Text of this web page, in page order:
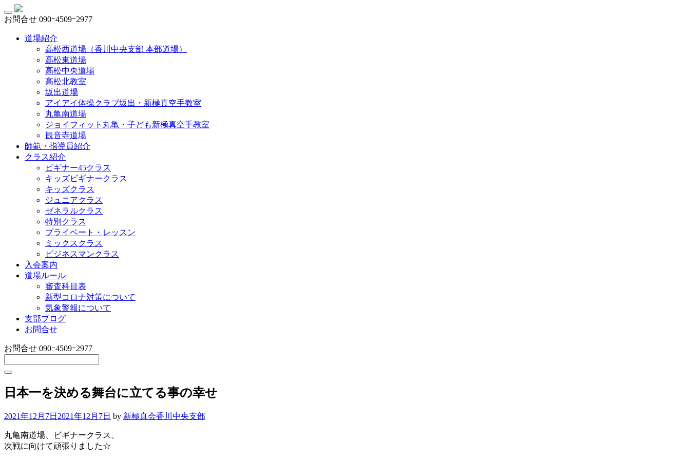
お問合せ 090ｰ4509ｰ2977
道場紹介
高松西道場（香川中央支部 本部道場）
高松東道場
高松中央道場
高松北教室
坂出道場
アイアイ体操クラブ坂出・新極真空手教室
丸亀南道場
ジョイフィット丸亀・子ども新極真空手教室
観音寺道場
師範・指導員紹介
クラス紹介
ビギナー45クラス
キッズビギナークラス
キッズクラス
ジュニアクラス
ゼネラルクラス
特別クラス
プライベート・レッスン
ミックスクラス
ビジネスマンクラス
入会案内
道場ルール
審査科目表
新型コロナ対策について
気象警報について
支部ブログ
お問合せ
お問合せ 090ｰ4509ｰ2977
日本一を決める舞台に立てる事の幸せ
2021年12月7日 2021年12月7日 by 新極真会香川中央支部
丸亀南道場、ビギナークラス。
次戦に向けて頑張りました☆